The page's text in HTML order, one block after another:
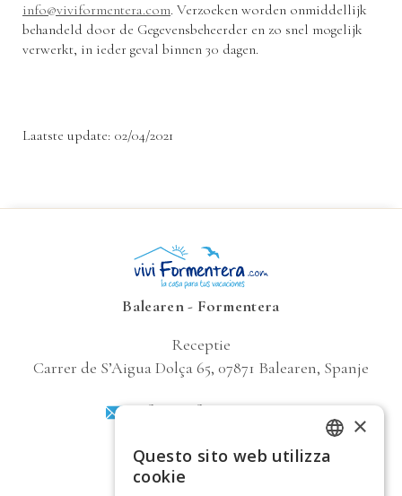
info@viviformentera.com. Verzoeken worden onmiddellijk
behandeld door de Gegevensbeheerder en zo snel mogelijk
verwerkt, in ieder geval binnen 30 dagen.
Laatste update: 02/04/2021
Balearen - Formentera
Receptie
Carrer de SʼAigua Dolça 65, 07871 Balearen, Spanje
info@viviformentera.com
+34 871 714 962
VAT ES B16652828
ITALIAN
×
Questo sito web utilizza
cookie